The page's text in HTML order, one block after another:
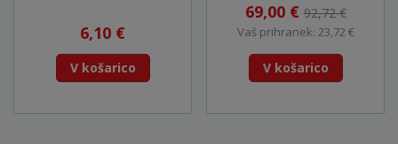
6,10 €
V košarico
69,00 €92,72 €
Vaš prihranek: 23,72 €
V košarico